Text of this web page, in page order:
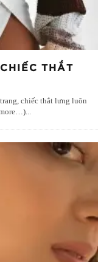
THẮT
chiếc thắt lưng luôn